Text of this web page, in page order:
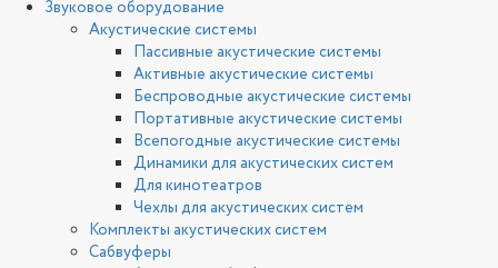
Звуковое оборудование
Акустические системы
Пассивные акустические системы
Активные акустические системы
Беспроводные акустические системы
Портативные акустические системы
Всепогодные акустические системы
Динамики для акустических систем
Для кинотеатров
Чехлы для акустических систем
Комплекты акустических систем
Сабвуферы